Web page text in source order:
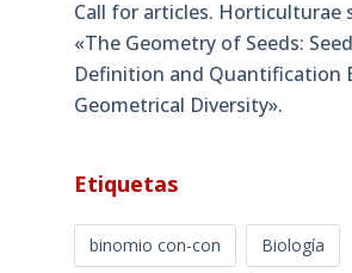
Call for articles. Horticulturae
«The Geometry of Seeds:
Definition and Quantification
Geometrical Diversity»​.
Etiquetas
binomio con-con Biología